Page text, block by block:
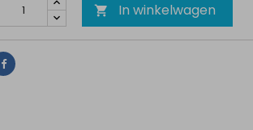
 In winkelwagen
Delen